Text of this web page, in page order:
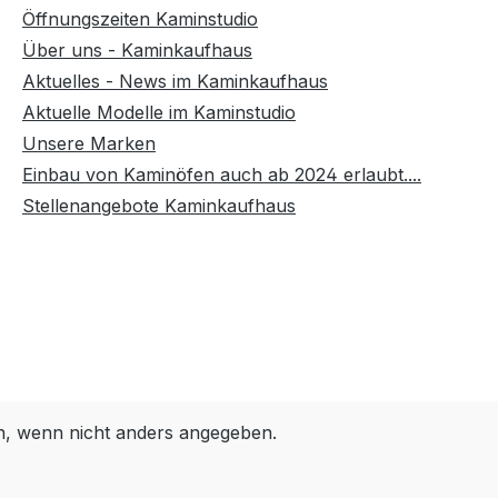
Öffnungszeiten Kaminstudio
Über uns - Kaminkaufhaus
Aktuelles - News im Kaminkaufhaus
Aktuelle Modelle im Kaminstudio
Unsere Marken
Einbau von Kaminöfen auch ab 2024 erlaubt....
Stellenangebote Kaminkaufhaus
wenn nicht anders angegeben.